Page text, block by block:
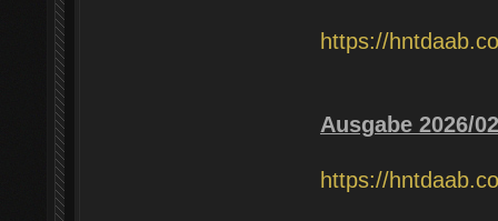
https://
Ausgabe 2026/02
https://